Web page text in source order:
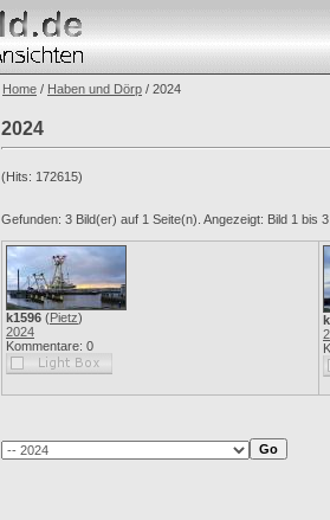
Home / Haben und Dörp / 2024
2024
(Hits: 172615)
Gefunden: 3 Bild(er) auf 1 Seite(n). Angezeigt: Bild 1 bis
k1596 (Pietz)
2024
Kommentare: 0